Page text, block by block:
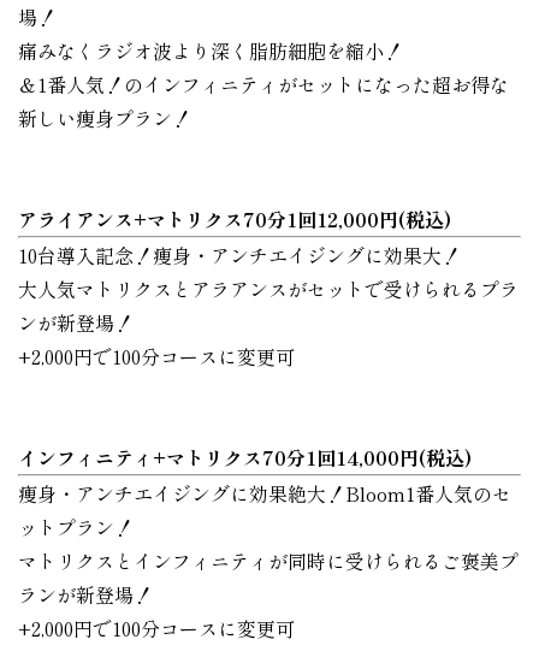
場！
痛みなくラジオ波より深く脂肪細胞を縮小！
＆1番人気！のインフィニティがセットになった超お得な
新しい痩身プラン！
アライアンス+マトリクス70分1回12,000円(税込)
10台導入記念！痩身・アンチエイジングに効果大！
大人気マトリクスとアラアンスがセットで受けられるプラ
ンが新登場！
+2,000円で100分コースに変更可
インフィニティ+マトリクス70分1回14,000円(税込)
痩身・アンチエイジングに効果絶大！Bloom1番人気のセ
ットプラン！
マトリクスとインフィニティが同時に受けられるご褒美プ
ランが新登場！
+2,000円で100分コースに変更可